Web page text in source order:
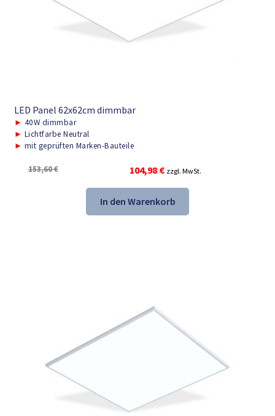
LED Panel 62x62cm dimmbar
► 40W dimmbar
► Lichtfarbe Neutral
► mit geprüften Marken-Bauteile
153,60€
Ursprünglicher
Preis
war:
153,60 €
104,98 €Aktueller
Preis
ist:
104,98 €.
zzgl. MwSt.
In den Warenkorb